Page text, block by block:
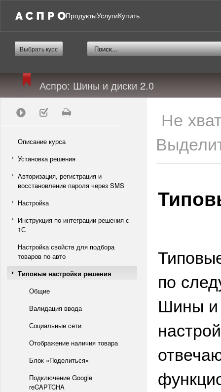
ПродуктыУслугиКупить
Выбрать курс
Аспро: Шины и диски 2.0
Описание курса
Установка решения
Авторизация, регистрация и
восстановление пароля через SMS
Настройка
Инструкция по интеграции решения с
1С
Настройка свойств для подбора
товаров по авто
Типовые настройки решения
Общие
Валидация ввода
Социальные сети
Отображение наличия товара
Блок «Поделиться»
Подключение Google
reCAPTCHA
Не
по
Шины и